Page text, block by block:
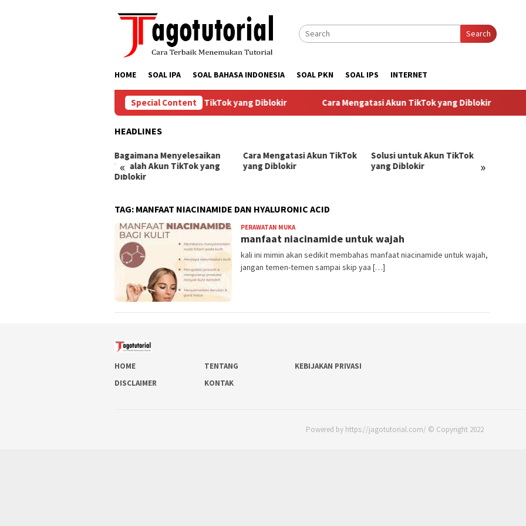
Search
HOME SOAL IPA SOAL BAHASA INDONESIA SOAL PKN SOAL IPS INTERNET
Special Content
Bagaimana Menyelesaikan Masalah Akun TikTok yang Diblokir Cara Mengatasi Akun TikTok yang Diblokir
HEADLINES
« »
Bagaimana Menyelesaikan
Masalah Akun TikTok yang
Diblokir
Cara Mengatasi Akun TikTok
yang Diblokir
Solusi untuk Akun TikTok
yang Diblokir
TAG: MANFAAT NIACINAMIDE DAN HYALURONIC ACID
PERAWATAN MUKAMeri
-
manfaat niacinamide untuk wajah
kali ini mimin akan sedikit membahas manfaat niacinamide untuk wajah,
jangan temen-temen sampai skip yaa […]
HOME TENTANG
KEBIJAKAN PRIVASI
DISCLAIMER
KONTAK
Powered by https://jagotutorial.com/ © Copyright 2022